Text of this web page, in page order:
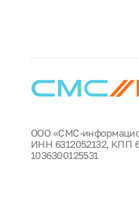
ООО «СМС-
ИНН 6312052132, КПП
1036300125531